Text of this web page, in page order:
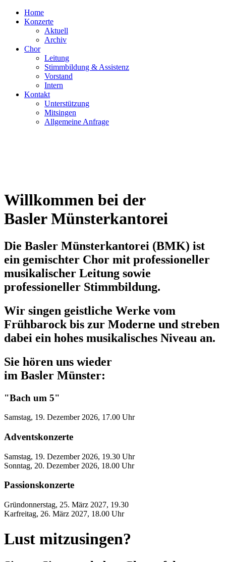
Home
Konzerte
Aktuell
Archiv
Chor
Leitung
Stimmbildung & Assistenz
Vorstand
Intern
Kontakt
Unterstützung
Mitsingen
Allgemeine Anfrage
Willkommen bei der
Basler Münsterkantorei
Die Basler Münsterkantorei (BMK) ist
ein gemischter Chor mit professioneller
musikalischer Leitung sowie
professioneller Stimmbildung.
Wir singen geistliche Werke vom
Frühbarock bis zur Moderne und streben
dabei ein hohes musikalisches Niveau an.
Sie hören uns wieder
im Basler Münster:
"Bach um 5"
Samstag, 19. Dezember 2026, 17.00 Uhr
Adventskonzerte
Samstag, 19. Dezember 2026, 19.30 Uhr
Sonntag, 20. Dezember 2026, 18.00 Uhr
Passionskonzerte
Gründonnerstag, 25. März 2027, 19.30
Karfreitag, 26. März 2027, 18.00 Uhr
Lust mitzusingen?